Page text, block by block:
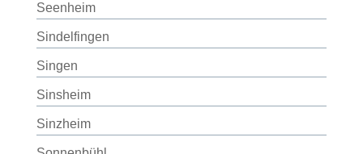
Seenheim
Sindelfingen
Singen
Sinsheim
Sinzheim